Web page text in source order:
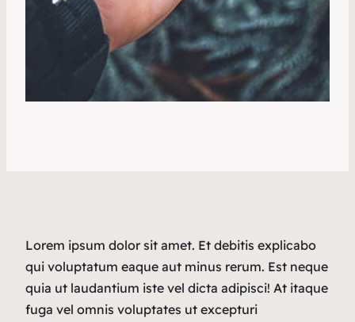
Lorem ipsum dolor sit amet. Et debitis explicabo
qui voluptatum eaque aut minus rerum. Est neque
quia ut laudantium iste vel dicta adipisci! At itaque
fuga vel omnis voluptates ut excepturi